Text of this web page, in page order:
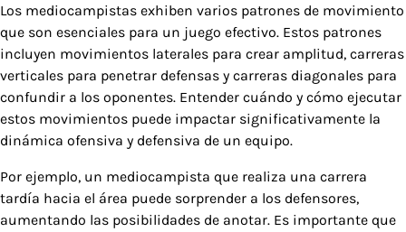
Los mediocampistas exhiben varios patrones de movimiento
que son esenciales para un juego efectivo. Estos patrones
incluyen movimientos laterales para crear amplitud, carreras
verticales para penetrar defensas y carreras diagonales para
confundir a los oponentes. Entender cuándo y cómo ejecutar
estos movimientos puede impactar significativamente la
dinámica ofensiva y defensiva de un equipo.
Por ejemplo, un mediocampista que realiza una carrera
tardía hacia el área puede sorprender a los defensores,
aumentando las posibilidades de anotar. Es importante que